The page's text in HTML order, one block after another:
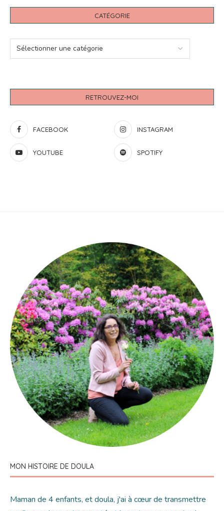
CATÉGORIE
RETROUVEZ-MOI
FACEBOOK INSTAGRAM
YOUTUBE SPOTIFY
MON HISTOIRE DE DOULA
Maman de 4 enfants, et doula, j'ai à cœur de transmettre